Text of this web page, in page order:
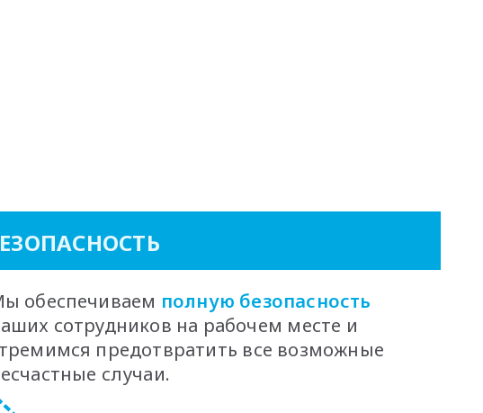
обеспечиваем полную безопасность
сотрудников на рабочем месте и
предотвратить все возможные
случаи.